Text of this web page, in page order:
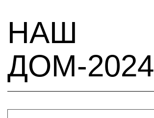
НАШ
ДОМ-2024